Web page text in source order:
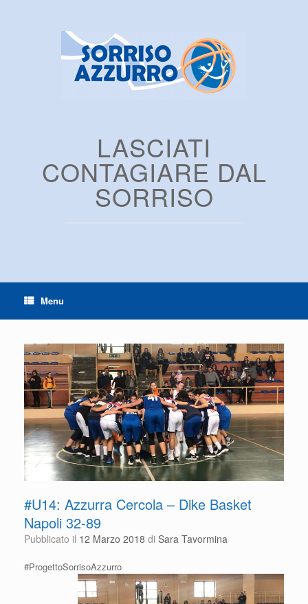
LASCIATI
CONTAGIARE DAL
SORRISO
Menu
#U14: Azzurra Cercola – Dike Basket
Napoli 32-89
Pubblicato il 12 Marzo 2018 di Sara Tavormina
#ProgettoSorrisoAzzurro